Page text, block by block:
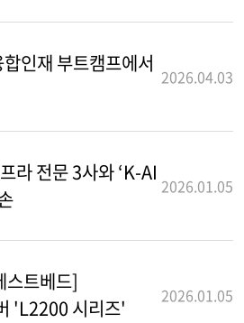
인재 부트캠프에서
2026.04.03
라 전문 3사와 ‘K-AI
2026.01.05
스트베드]
'L2200 시리즈'
2026.01.05